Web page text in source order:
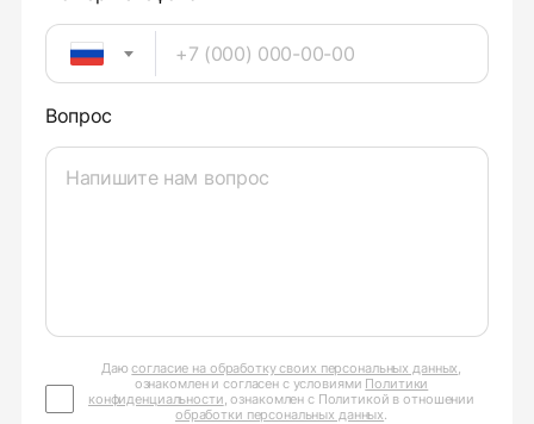
Вопрос
Даюсогласие на обработку своих персональных данных,
ознакомлен и согласен с условиями Политики
конфиденциальности, ознакомлен с Политикой в отношении
обработки персональных данных.